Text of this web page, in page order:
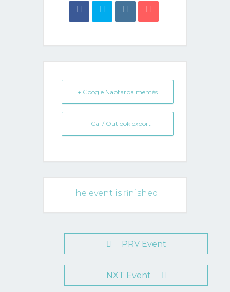
+ Google Naptárba mentés
+ iCal / Outlook export
The event is finished.
PRV Event
NXT Event